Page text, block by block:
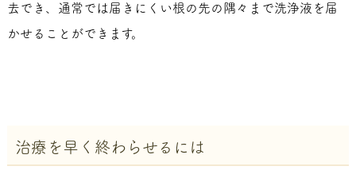
去でき、通常では届きにくい根の先の隅々まで洗浄液を届
かせることができます。
治療を早く終わらせるには